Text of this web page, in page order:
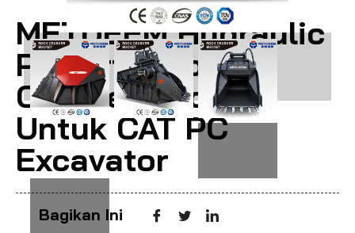
METDEEM Hydraulic
Powerful Rock
Crusher Bucket
Untuk CAT PC
Excavator
Bagikan Ini